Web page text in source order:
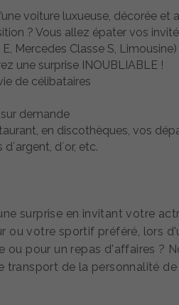
voiture luxueuse, décorée et
? Vous allez épater vos
Mercedes Classe S, Limousine)
une surprise INOUBLIABLE !
de célibataires
demande
en discothèques, vos
d´or, etc.
surprise en invitant votre
ou votre sportif préféré, lors
ou pour un repas d'affaires ?
transport de la personnalité